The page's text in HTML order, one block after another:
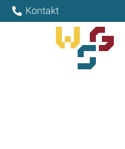
Kontakt